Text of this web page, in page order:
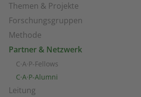
Themen & Projekte
Forschungsgruppen
Methode
Partner & Netzwerk
C·A·P-Fellows
C·A·P-Alumni
Leitung